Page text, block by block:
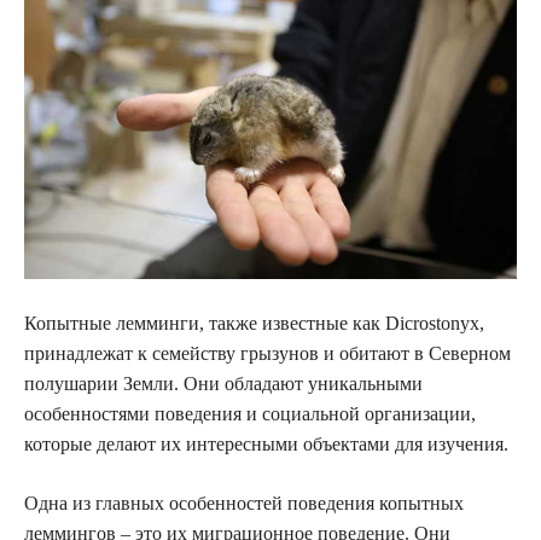
Копытные лемминги, также известные как Dicrostonyx,
принадлежат к семейству грызунов и обитают в Северном
полушарии Земли. Они обладают уникальными
особенностями поведения и социальной организации,
которые делают их интересными объектами для изучения.
Одна из главных особенностей поведения копытных
леммингов – это их миграционное поведение. Они